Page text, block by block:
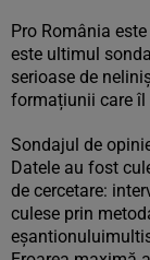
Pro România
este ultimul
serioase de
formațiunii care îl
Sondajul de
Datele au fost
de cercetare:
culese prin